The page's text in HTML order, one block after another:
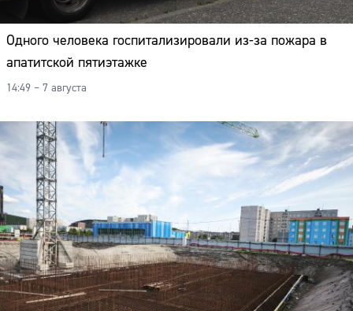
Одного человека госпитализировали из-за пожара в
апатитской пятиэтажке
14:49 – 7 августа